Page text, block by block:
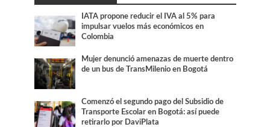
IATA propone reducir el IVA al 5% para
impulsar vuelos más económicos en
Colombia
Mujer denunció amenazas de muerte dentro
de un bus de TransMilenio en Bogotá
Comenzó el segundo pago del Subsidio de
Transporte Escolar en Bogotá: así puede
retirarlo por DaviPlata